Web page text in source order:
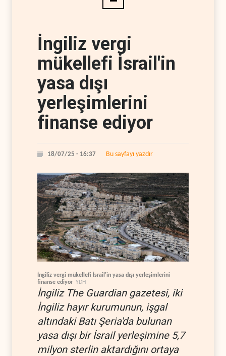
İngiliz vergi
mükellefi İsrail'in
yasa dışı
yerleşimlerini
finanse ediyor
18/07/25 - 16:37 Bu sayfayı yazdır
İngiliz vergi mükellefi İsrail'in yasa dışı yerleşimlerini
finanse ediyor YDH
İngiliz The Guardian gazetesi, iki
İngiliz hayır kurumunun, işgal
altındaki Batı Şeria'da bulunan
yasa dışı bir İsrail yerleşimine 5,7
milyon sterlin aktardığını ortaya